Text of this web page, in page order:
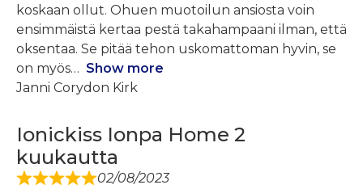
koskaan ollut. Ohuen muotoilun ansiosta voin
ensimmäistä kertaa pestä takahampaani ilman, että
oksentaa. Se pitää tehon uskomattoman hyvin, se
on myös
Show more
Janni Corydon Kirk
Ionickiss Ionpa Home 2
kuukautta
02/08/2023